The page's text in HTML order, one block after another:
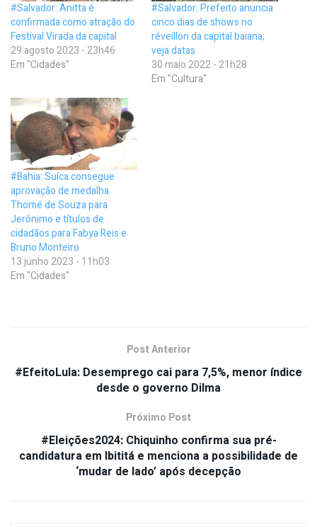
#Salvador: Anitta é
confirmada como atração do
Festival Virada da capital
29 agosto 2023 - 23h46
Em "Cidades"
#Salvador: Prefeito anuncia
cinco dias de shows no
réveillon da capital baiana;
veja datas
30 maio 2022 - 21h28
Em "Cultura"
#Bahia: Suíca consegue
aprovação de medalha
Thomé de Souza para
Jerônimo e títulos de
cidadãos para Fabya Reis e
Bruno Monteiro
13 junho 2023 - 11h03
Em "Cidades"
Post Anterior
#EfeitoLula: Desemprego cai para 7,5%, menor índice
desde o governo Dilma
Próximo Post
#Eleições2024: Chiquinho confirma sua pré-
candidatura em Ibititá e menciona a possibilidade de
‘mudar de lado’ após decepção